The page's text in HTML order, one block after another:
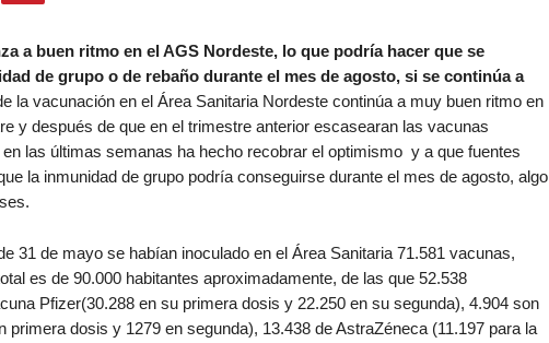
a buen ritmo en el AGS Nordeste, lo que podría hacer que se
de grupo o de rebaño durante el mes de agosto, si se continúa a
la vacunación en el Área Sanitaria Nordeste continúa a muy buen ritmo en
y después de que en el trimestre anterior escasearan las vacunas
las últimas semanas ha hecho recobrar el optimismo y a que fuentes
la inmunidad de grupo podría conseguirse durante el mes de agosto, algo
31 de mayo se habían inoculado en el Área Sanitaria 71.581 vacunas,
es de 90.000 habitantes aproximadamente, de las que 52.538
Pfizer(30.288 en su primera dosis y 22.250 en su segunda), 4.904 son
primera dosis y 1279 en segunda), 13.438 de AstraZéneca (11.197 para la